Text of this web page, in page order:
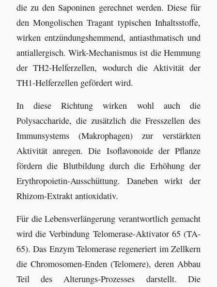
die zu den Saponinen gerechnet werden. Diese für
den Mongolischen Tragant typischen Inhaltsstoffe,
wirken entzündungshemmend, antiasthmatisch und
antiallergisch. Wirk-Mechanismus ist die Hemmung
der TH2-Helferzellen, wodurch die Aktivität der
TH1-Helferzellen gefördert wird.
In diese Richtung wirken wohl auch die
Polysaccharide, die zusätzlich die Fresszellen des
Immunsystems (Makrophagen) zur verstärkten
Aktivität anregen. Die Isoflavonoide der Pflanze
fördern die Blutbildung durch die Erhöhung der
Erythropoietin-Ausschüttung. Daneben wirkt der
Rhizom-Extrakt antioxidativ.
Für die Lebensverlängerung verantwortlich gemacht
wird die Verbindung Telomerase-Aktivator 65 (TA-
65). Das Enzym Telomerase regeneriert im Zellkern
die Chromosomen-Enden (Telomere), deren Abbau
Teil des Alterungs-Prozesses darstellt. Die